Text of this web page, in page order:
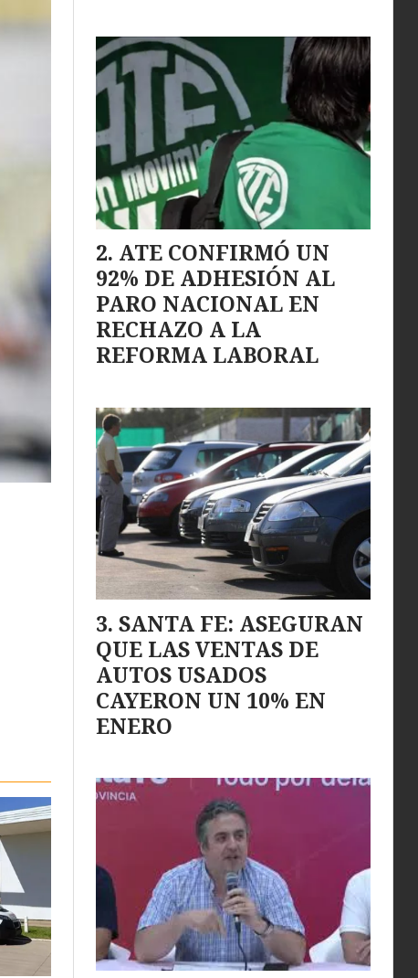
ATE CONFIRMÓ UN
92% DE ADHESIÓN AL
PARO NACIONAL EN
RECHAZO A LA
REFORMA LABORAL
SANTA FE: ASEGURAN
QUE LAS VENTAS DE
AUTOS USADOS
CAYERON UN 10% EN
ENERO